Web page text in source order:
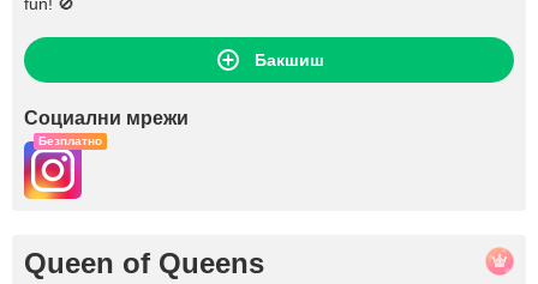
Бакшиш
Социални мрежи
Безплатно
Queen of Queens